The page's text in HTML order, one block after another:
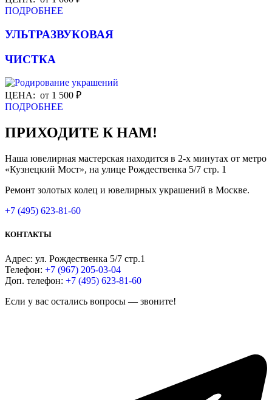
ПОДРОБНЕЕ
УЛЬТРАЗВУКОВАЯ
ЧИСТКА
ЦЕНА: от 1 500 ₽
ПОДРОБНЕЕ
ПРИХОДИТЕ К НАМ!
Наша ювелирная мастерская находится в 2-х минутах от метро
«Кузнецкий Мост», на улице Рождественка 5/7 стр. 1
Ремонт золотых колец и ювелирных украшений в Москве.
+7 (495) 623-81-60
КОНТАКТЫ
Адрес: ул. Рождественка 5/7 стр.1
Телефон: +7 (967) 205-03-04
Доп. телефон: +7 (495) 623-81-60
Если у вас остались вопросы — звоните!